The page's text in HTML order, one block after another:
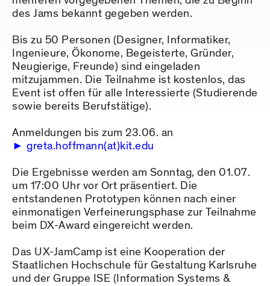
des Jams bekannt gegeben werden.
Bis zu 50 Personen (Designer, Informatiker,
Ingenieure, Ökonome, Begeisterte, Gründer,
Neugierige, Freunde) sind eingeladen
mitzujammen. Die Teilnahme ist kostenlos, das
Event ist offen für alle Interessierte (Studierende
sowie bereits Berufstätige).
Anmeldungen bis zum 23.06. an
greta.hoffmann(at)kit.edu
Die Ergebnisse werden am Sonntag, den 01.07.
um 17:00 Uhr vor Ort präsentiert. Die
entstandenen Prototypen können nach einer
einmonatigen Verfeinerungsphase zur Teilnahme
beim DX-Award eingereicht werden.
Das UX-JamCamp ist eine Kooperation der
Staatlichen Hochschule für Gestaltung Karlsruhe
und der Gruppe ISE (Information Systems &